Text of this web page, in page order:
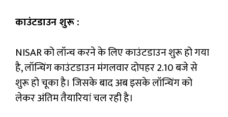
काउंटडाउन शुरू :
NISAR को लॉन्च करने के लिए काउंटडाउन शुरू हो गया
है, लॉन्चिंग काउंटडाउन मंगलवार दोपहर 2.10 बजे से
शुरू हो चूका है। जिसके बाद अब इसके लॉन्चिंग को
लेकर अंतिम तैयारियां चल रही है।